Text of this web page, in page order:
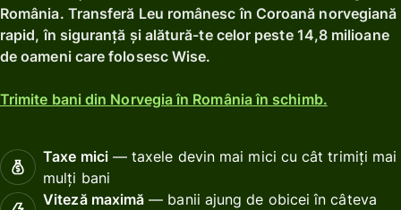
România. Transferă Leu românesc în Coroană norvegiană
rapid, în siguranță și alătură-te celor peste 14,8 milioane
de oameni care folosesc Wise.
Trimite bani din Norvegia în România în schimb.
Taxe mici— taxele devin mai mici cu cât trimiți mai
mulți bani
Viteză maximă — banii ajung de obicei în câteva